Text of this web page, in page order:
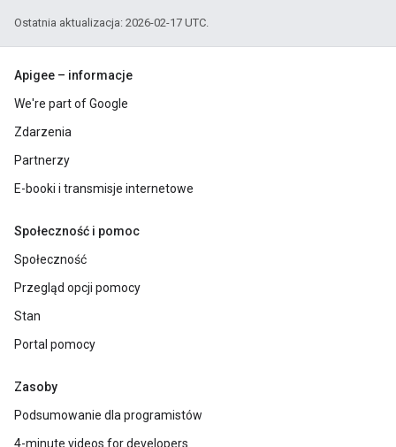
Ostatnia aktualizacja: 2026-02-17 UTC.
Apigee – informacje
We're part of Google
Zdarzenia
Partnerzy
E-booki i transmisje internetowe
Społeczność i pomoc
Społeczność
Przegląd opcji pomocy
Stan
Portal pomocy
Zasoby
Podsumowanie dla programistów
4-minute videos for developers